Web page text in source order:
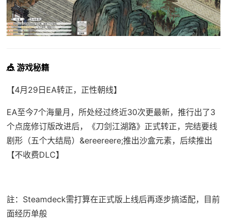
🎪 游戏秘籍
【4月29日EA转正，正性朝线】
EA至今7个海量月，所处经过终近30次更最新，推行出了3
个点庞修订版改进后，《刀剑江湖路》正式转正，完结要线
剧形（五个大结局）&ereereere;推出沙盒元素，后续推出
【不收费DLC】
註：Steamdeck需打算在正式版上线后再逐步搞适配，目前
面经历单般